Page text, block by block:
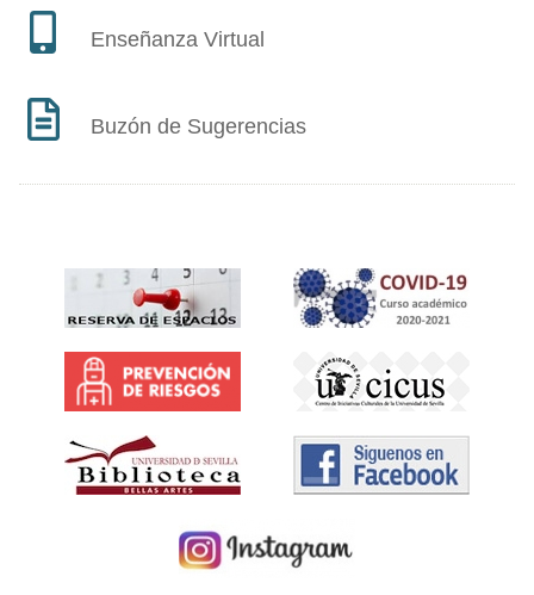
Enseñanza Virtual
Buzón de Sugerencias